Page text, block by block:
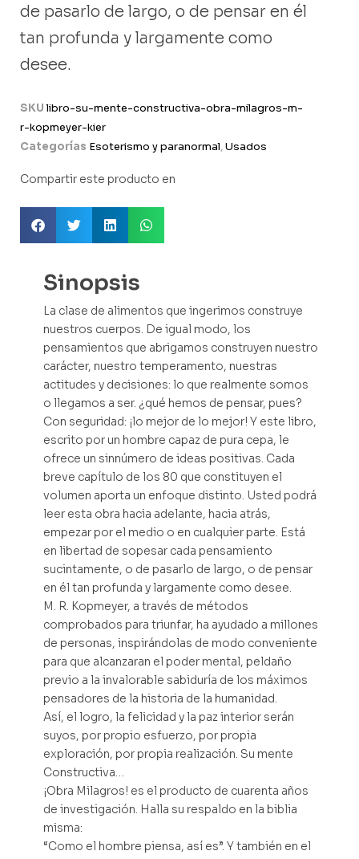
de pasarlo de largo, o de pensar en él
tan profunda y largamente como
desee.
SKUlibro-su-mente-constructiva-obra-milagros-m-
r-kopmeyer-kier
Categorías Esoterismo y paranormal,Usados
Compartir este producto en
Sinopsis
La clase de alimentos que ingerimos construye
nuestros cuerpos. De igual modo, los
pensamientos que abrigamos construyen nuestro
carácter, nuestro temperamento, nuestras
actitudes y decisiones: lo que realmente somos
o llegamos a ser. ¿qué hemos de pensar, pues?
Con seguridad: ¡lo mejor de lo mejor! Y este libro,
escrito por un hombre capaz de pura cepa, le
ofrece un sinnúmero de ideas positivas. Cada
breve capítulo de los 80 que constituyen el
volumen aporta un enfoque distinto. Usted podrá
leer esta obra hacia adelante, hacia atrás,
empezar por el medio o en cualquier parte. Está
en libertad de sopesar cada pensamiento
sucintamente, o de pasarlo de largo, o de pensar
en él tan profunda y largamente como desee.
M. R. Kopmeyer, a través de métodos
comprobados para triunfar, ha ayudado a millones
de personas, inspirándolas de modo conveniente
para que alcanzaran el poder mental, peldaño
previo a la invalorable sabiduría de los máximos
pensadores de la historia de la humanidad.
Así, el logro, la felicidad y la paz interior serán
suyos, por propio esfuerzo, por propia
exploración, por propia realización. Su mente
Constructiva…
¡Obra Milagros! es el producto de cuarenta años
de investigación. Halla su respaldo en la biblia
misma:
“Como el hombre piensa, así es”. Y también en el